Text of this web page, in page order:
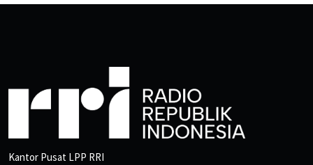
Kantor Pusat LPP RRI